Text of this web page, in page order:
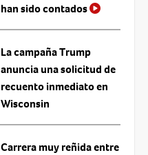
han sido contados
La campaña Trump
anuncia una solicitud de
recuento inmediato en
Wisconsin
Carrera muy reñida entre